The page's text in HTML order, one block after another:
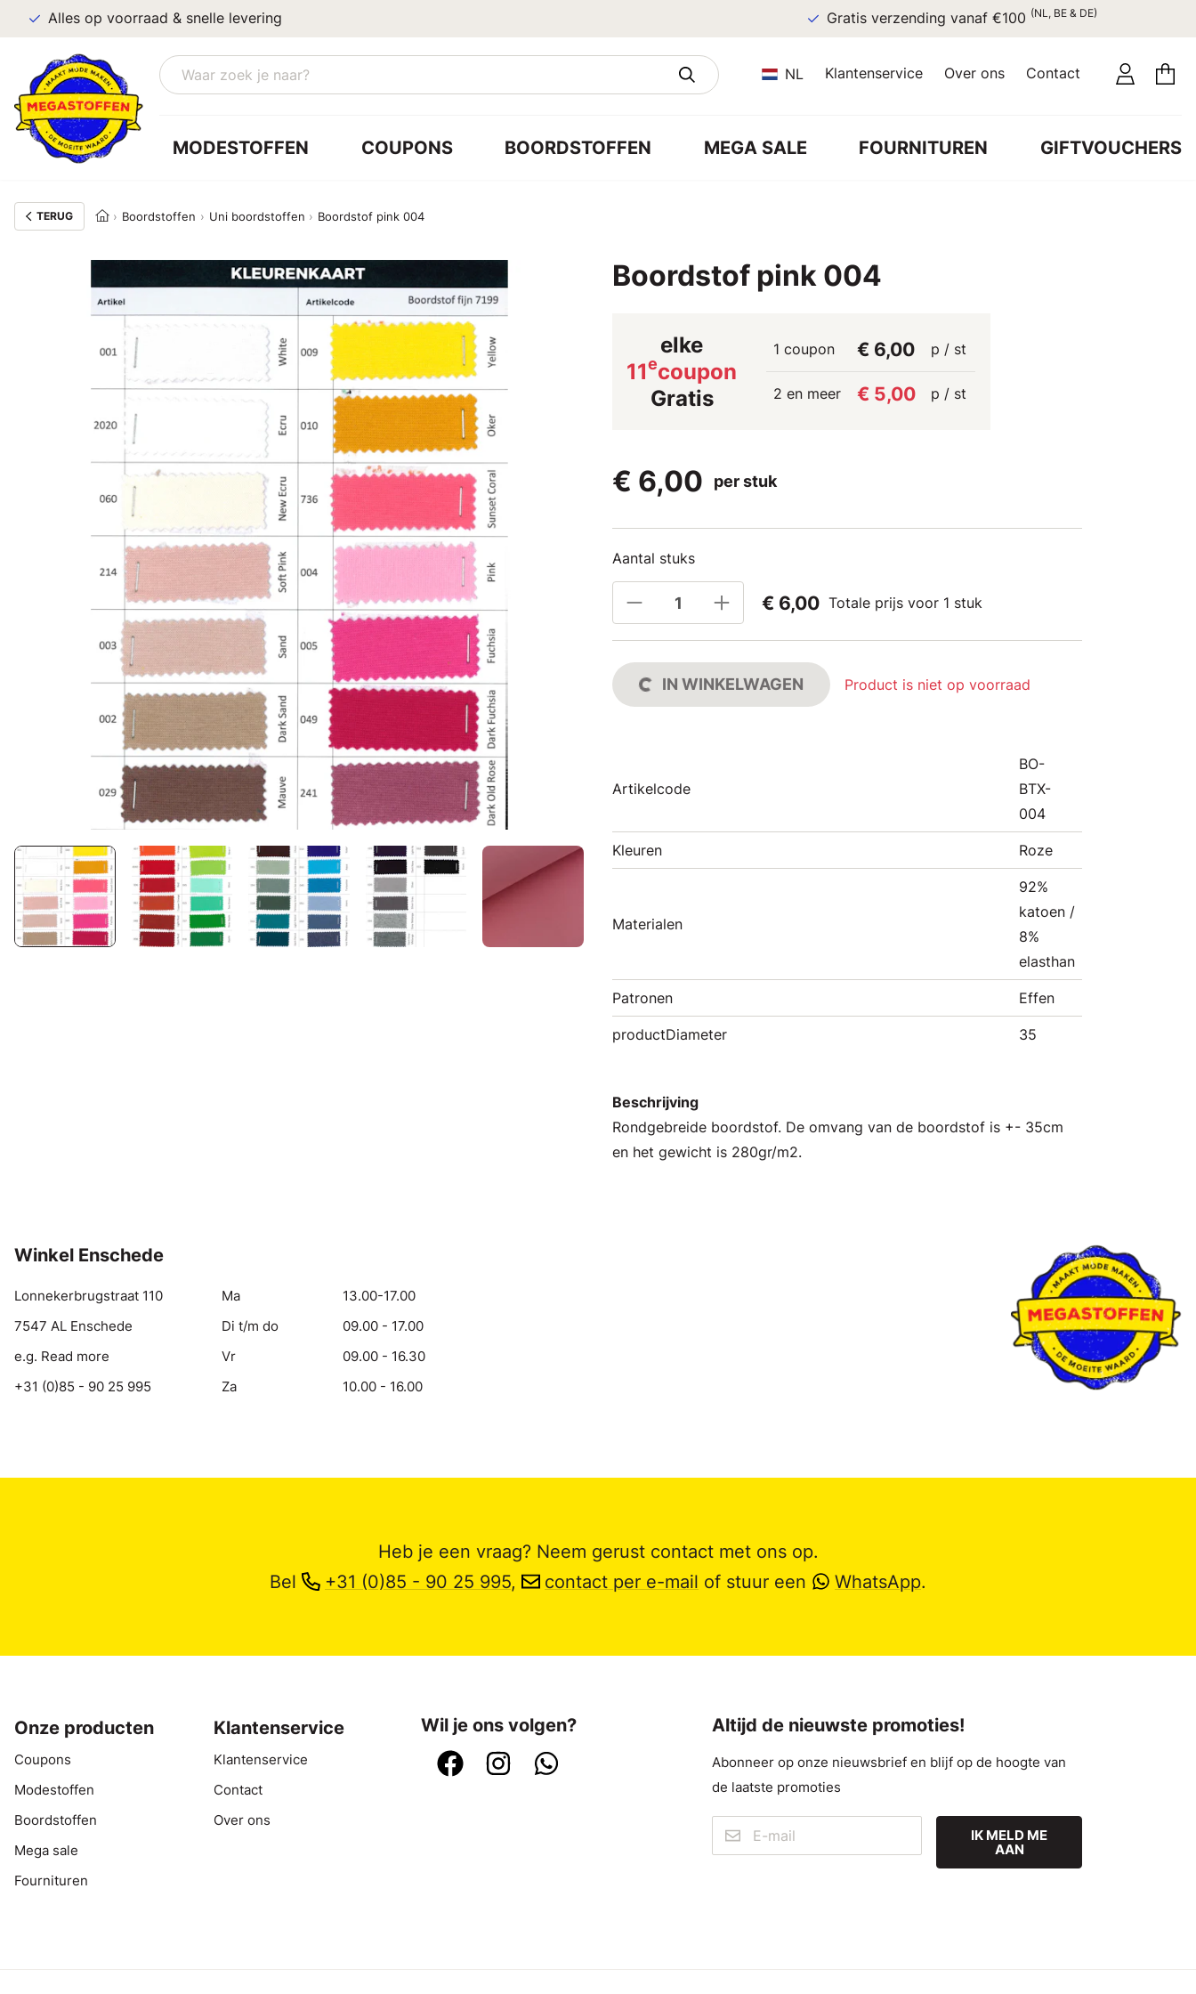
Alles op voorraad & snelle levering Gratis verzending vanaf €100 (NL, BE & DE)
NL Klantenservice Over ons Contact
MODESTOFFEN COUPONS BOORDSTOFFEN MEGA SALE FOURNITUREN GIFTVOUCHERS
TERUG Boordstoffen Uni boordstoffen Boordstof pink 004
Boordstof pink 004
elke
11ecoupon
Gratis
1 coupon € 6,00 p / st
2 en meer € 5,00 p / st
€ 6,00 per stuk
Aantal stuks
€ 6,00 Totale prijs voor 1 stuk
IN WINKELWAGEN Product is niet op voorraad
Artikelcode
BO-
BTX-
004
Kleuren Roze
Materialen
92%
katoen /
8%
elasthan
Patronen Effen
productDiameter 35
Beschrijving
Rondgebreide boordstof. De omvang van de boordstof is +- 35cm
en het gewicht is 280gr/m2.
Winkel Enschede
Lonnekerbrugstraat 110
7547 AL Enschede
e.g. Read more
+31 (0)85 - 90 25 995
Ma
13.00-17.00
Di t/m do
09.00 - 17.00
Vr
09.00 - 16.30
Za
10.00 - 16.00
Heb je een vraag? Neem gerust contact met ons op.
Bel
+31 (0)85 - 90 25 995, contact per e-mail of stuur een WhatsApp.
Onze producten
Coupons
Modestoffen
Boordstoffen
Mega sale
Fournituren
Klantenservice
Klantenservice
Contact
Over ons
Wil je ons volgen? Altijd de nieuwste promoties!
Abonneer op onze nieuwsbrief en blijf op de hoogte van
de laatste promoties
IK MELD ME
AAN